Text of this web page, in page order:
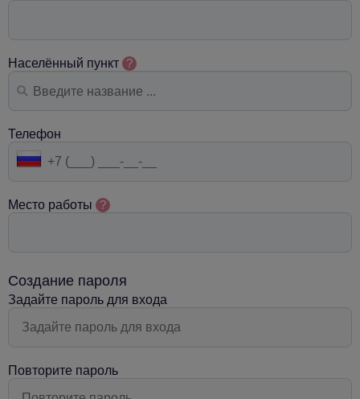
Населённый пункт ?
Телефон
Место работы ?
Создание пароля
Задайте пароль для входа
Повторите пароль